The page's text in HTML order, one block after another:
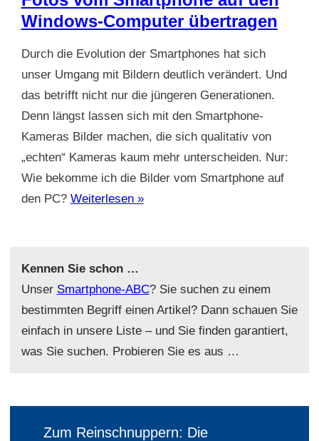
Windows-Computer übertragen
Durch die Evolution der Smartphones hat sich
unser Umgang mit Bildern deutlich verändert. Und
das betrifft nicht nur die jüngeren Generationen.
Denn längst lassen sich mit den Smartphone-
Kameras Bilder machen, die sich qualitativ von
„echten“ Kameras kaum mehr unterscheiden. Nur:
Wie bekomme ich die Bilder vom Smartphone auf
den PC? Weiterlesen »
Kennen Sie schon …
Unser Smartphone-ABC? Sie suchen zu einem
bestimmten Begriff einen Artikel? Dann schauen Sie
einfach in unsere Liste – und Sie finden garantiert,
was Sie suchen. Probieren Sie es aus …
Zum Reinschnuppern: Die